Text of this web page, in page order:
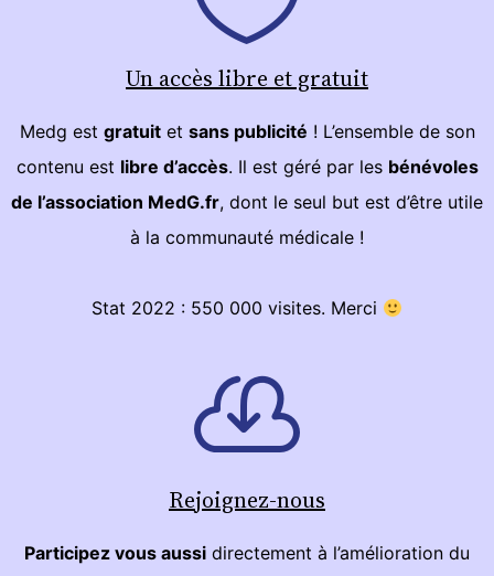
Un accès libre et gratuit
Medg est gratuitet sans publicité ! L’ensemble de son
contenu est libre d’accès. Il est géré par les bénévoles
de l’association MedG.fr, dont le seul but est d’être utile
à la communauté médicale !
Stat 2022 : 550 000 visites. Merci
Rejoignez-nous
Participez vous aussi directement à l’amélioration du